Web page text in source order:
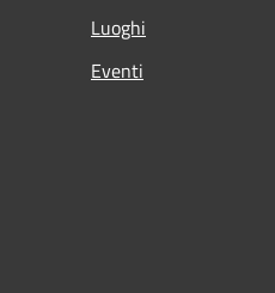
Luoghi
Eventi